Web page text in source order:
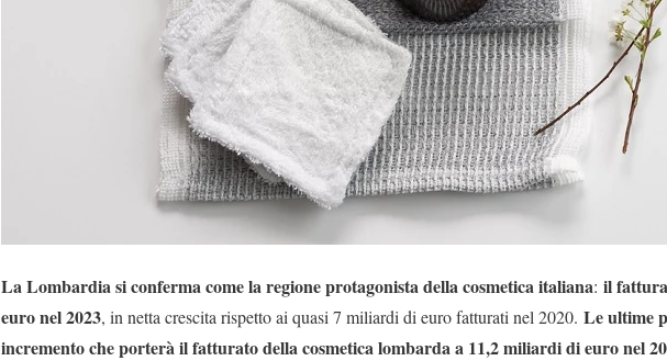
La Lombardia si conferma come la regione protagonista della cosmetica italiana: il
euro nel 2023, in netta crescita rispetto ai quasi 7 miliardi di euro fatturati nel 2020. Le ultime
incremento che porterà il fatturato della cosmetica lombarda a 11,2 miliardi di euro nel